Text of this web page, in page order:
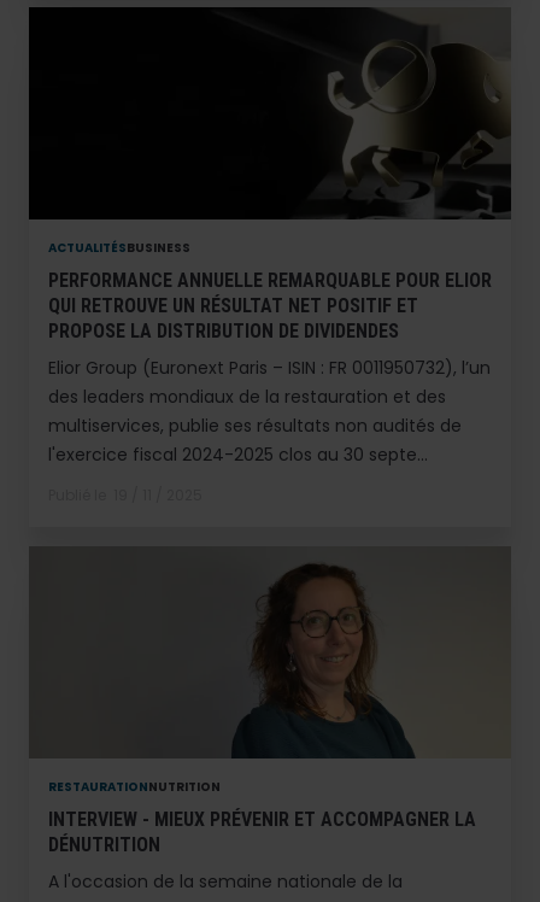
ACTUALITÉSBUSINESS
PERFORMANCE ANNUELLE REMARQUABLE POUR ELIOR
QUI RETROUVE UN RÉSULTAT NET POSITIF ET
PROPOSE LA DISTRIBUTION DE DIVIDENDES
Elior Group (Euronext Paris – ISIN : FR 0011950732), l’un
des leaders mondiaux de la restauration et des
multiservices, publie ses résultats non audités de
l'exercice fiscal 2024-2025 clos au 30 septe...
RESTAURATIONNUTRITION
INTERVIEW - MIEUX PRÉVENIR ET ACCOMPAGNER LA
DÉNUTRITION
A l'occasion de la semaine nationale de la